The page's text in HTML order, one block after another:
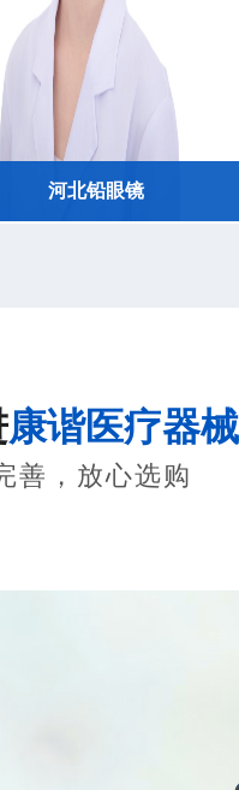
河北铅眼镜
康谐医疗器械
善，放心选购